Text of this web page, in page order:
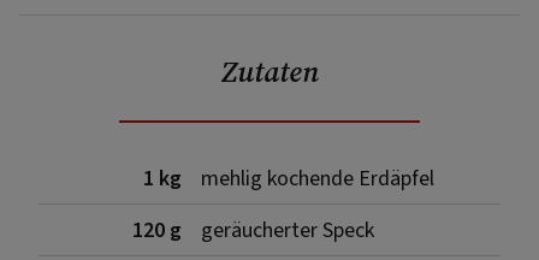
Zutaten
1 kg
mehlig kochende Erdäpfel
120 g
geräucherter Speck